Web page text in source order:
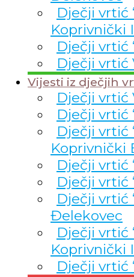
Dječji vrtić
Koprivnički
Dječji vrtić
Dječji vrtić
Vijesti iz dječjih
Dječji vrtić
Dječji vrtić
Dječji vrtić
Koprivnički
Dječji vrtić
Dječji vrtić
Dječji vrtić
Đelekovec
Dječji vrtić
Koprivnički
Dječji vrtić